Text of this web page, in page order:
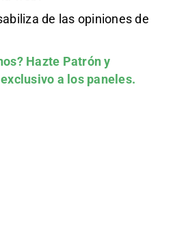
de las opiniones de
Hazte Patróny
a los paneles.